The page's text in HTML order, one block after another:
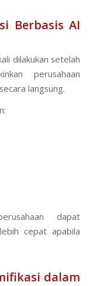
Berbasis AI
dilakukan setelah
perusahaan
langsung.
dapat
cepat apabila
dalam